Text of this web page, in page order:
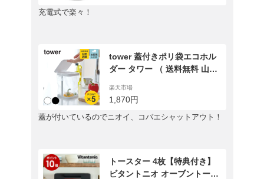
充電式で楽々！
tower 蓋付きポリ袋エコホル
ダー タワー （ 送料無料 山崎
コホルダー ふた付き ポリ袋ス
タンド キッチン収納 生ゴミ
ごみ箱 生ゴミ入れ ダストボッ
楽天市場
1,870円
蓋が付いているのでニオイ、コバエシャットアウト！
トースター 4枚【特典付き】
ビタントニオ オーブントース